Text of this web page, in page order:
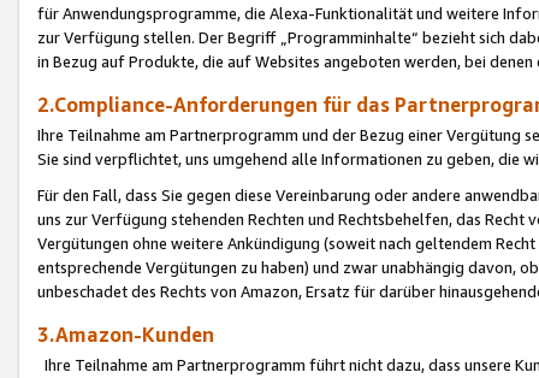
für Anwendungsprogramme, die Alexa-Funktionalität und weitere
zur Verfügung stellen. Der Begriff „Programminhalte“ bezieht sich
in Bezug auf Produkte, die auf Websites angeboten werden, bei
2.Compliance-Anforderungen für das
Ihre Teilnahme am Partnerprogramm und der Bezug einer Vergütung
Sie sind verpflichtet, uns umgehend alle Informationen zu geben, die
Für den Fall, dass Sie gegen diese Vereinbarung oder andere
uns zur Verfügung stehenden Rechten und Rechtsbehelfen, das
Vergütungen ohne weitere Ankündigung (soweit nach geltendem
entsprechende Vergütungen zu haben) und zwar unabhängig davon,
unbeschadet des Rechts von Amazon, Ersatz für darüber
3.Amazon-Kunden
Ihre Teilnahme am Partnerprogramm führt nicht dazu, dass unsere